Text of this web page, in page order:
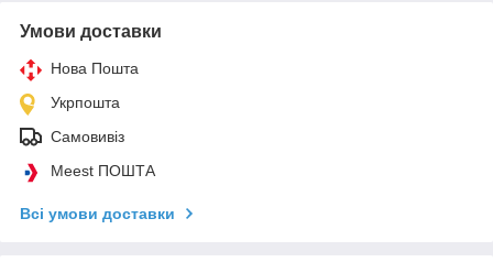
Умови доставки
Нова Пошта
Укрпошта
Самовивіз
Meest ПОШТА
Всі умови доставки